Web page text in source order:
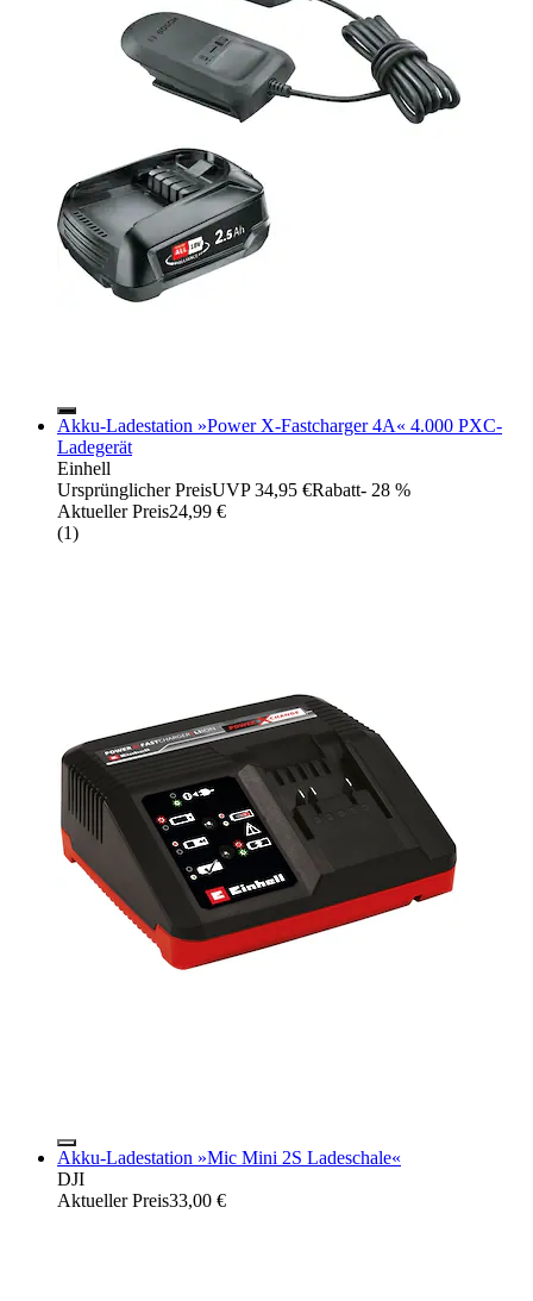
Akku-Ladestation »Power X-Fastcharger 4A« 4.000 PXC-
Ladegerät
Einhell
Ursprünglicher PreisUVP 34,95 €Rabatt- 28 %
Aktueller Preis24,99 €
(1)
Akku-Ladestation »Mic Mini 2S Ladeschale«
DJI
Aktueller Preis33,00 €